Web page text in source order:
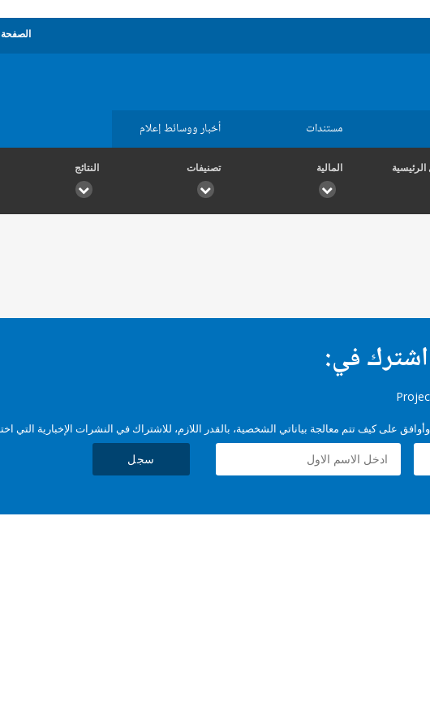
الصفحة
مستندات أخبار ووسائط إعلام
المالية تصنيفات النتائج
اشترك في:
وأوافق على كيف تتم معالجة بياناتي الشخصية، بالقدر اللازم، للاشتراك في النشرات الإخبارية التي
سجل